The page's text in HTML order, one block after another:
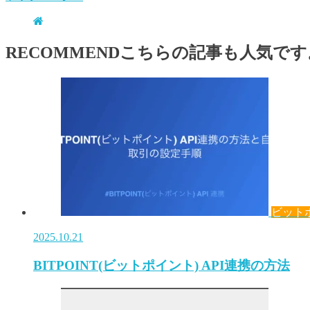
RECOMMENDこちらの記事も人気です
ビット
2025.10.21
BITPOINT(ビットポイント) API連携の方法